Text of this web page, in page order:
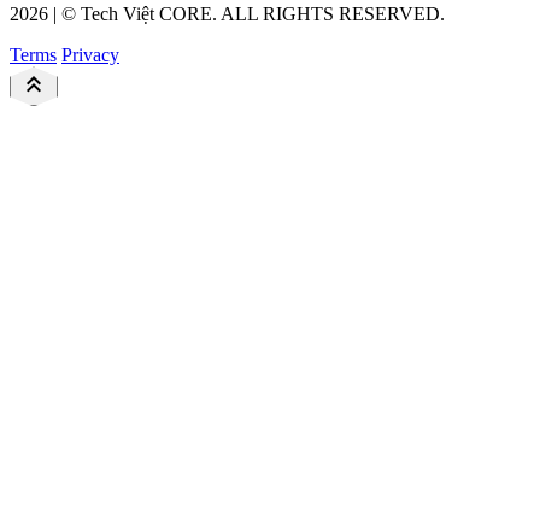
2026 | © Tech ViệtCORE. ALL RIGHTS RESERVED.
Terms Privacy
keyboard_double_arrow_up